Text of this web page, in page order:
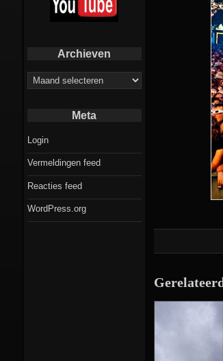
Archieven
Archieven
Meta
Login
Vermeldingen feed
Reacties feed
WordPress.org